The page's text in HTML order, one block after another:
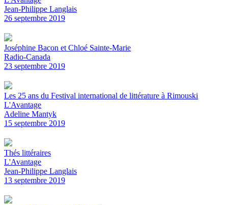
Jean-Philippe Langlais
26 septembre 2019
Joséphine Bacon et Chloé Sainte-Marie
Radio-Canada
23 septembre 2019
Les 25 ans du Festival international de littérature à Rimouski
L'Avantage
Adeline Mantyk
15 septembre 2019
Thés littéraires
L'Avantage
Jean-Philippe Langlais
13 septembre 2019